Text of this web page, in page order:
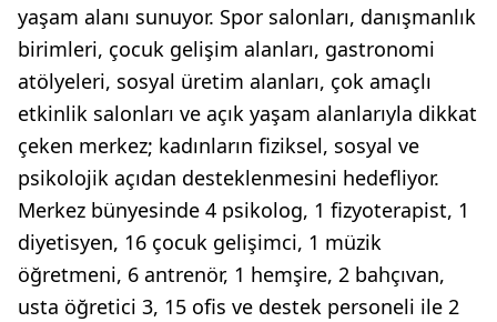
yaşam alanı sunuyor. Spor salonları, danışmanlık
birimleri, çocuk gelişim alanları, gastronomi
atölyeleri, sosyal üretim alanları, çok amaçlı
etkinlik salonları ve açık yaşam alanlarıyla dikkat
çeken merkez; kadınların fiziksel, sosyal ve
psikolojik açıdan desteklenmesini hedefliyor.
Merkez bünyesinde 4 psikolog, 1 fizyoterapist, 1
diyetisyen, 16 çocuk gelişimci, 1 müzik
öğretmeni, 6 antrenör, 1 hemşire, 2 bahçıvan,
usta öğretici 3, 15 ofis ve destek personeli ile 2